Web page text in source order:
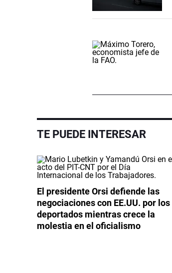
TE PUEDE INTERESAR
El presidente Orsi defiende las
negociaciones con EE.UU. por los
deportados mientras crece la
molestia en el oficialismo